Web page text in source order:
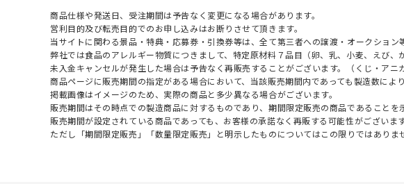
商品仕様や発送日、受注期間は予告なく変更になる場合があります。
営利目的及び転売目的でのお申し込みはお断りさせて頂きます。
当サイトに関わる景品・特典・応募券・引換券等は、全て第三者への譲渡・オークション
弊社では食品のアレルギー物質につきまして、特定原材料７品目（卵、乳、小麦、えび
未入金キャンセルが発生した場合は予告なく再販売することがございます。（くじ・アニ
商品ページに販売期間の指定がある場合において、当該販売期間内であっても製造数によ
掲載画像はイメージのため、実際の商品と多少異なる場合がございます。
販売期間はその時点での製造商品に対するものであり、期間限定販売の商品であることを
販売期間が設定されている商品であっても、お客様の承諾なく再販する可能性がございま
ただし「期間限定販売」「数量限定販売」と明示したものについてはこの限りではありま